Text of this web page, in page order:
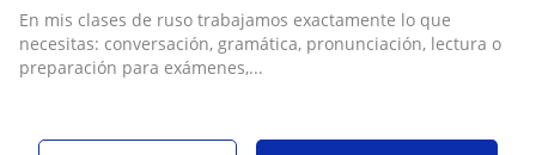
En mis clases de ruso trabajamos exactamente lo que
necesitas: conversación, gramática, pronunciación, lectura o
preparación para exámenes,...